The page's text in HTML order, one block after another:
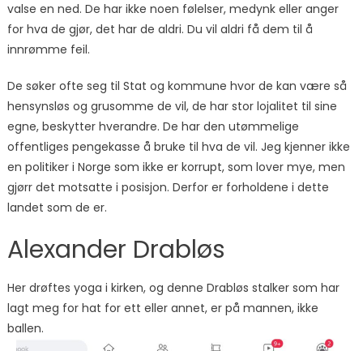
valse en ned. De har ikke noen følelser, medynk eller anger
for hva de gjør, det har de aldri. Du vil aldri få dem til å
innrømme feil.
De søker ofte seg til Stat og kommune hvor de kan være så
hensynsløs og grusomme de vil, de har stor lojalitet til sine
egne, beskytter hverandre. De har den utømmelige
offentliges pengekasse å bruke til hva de vil. Jeg kjenner ikke
en politiker i Norge som ikke er korrupt, som lover mye, men
gjørr det motsatte i posisjon. Derfor er forholdene i dette
landet som de er.
Alexander Drabløs
Her drøftes yoga i kirken, og denne Drabløs stalker som har
lagt meg for hat for ett eller annet, er på mannen, ikke
ballen.